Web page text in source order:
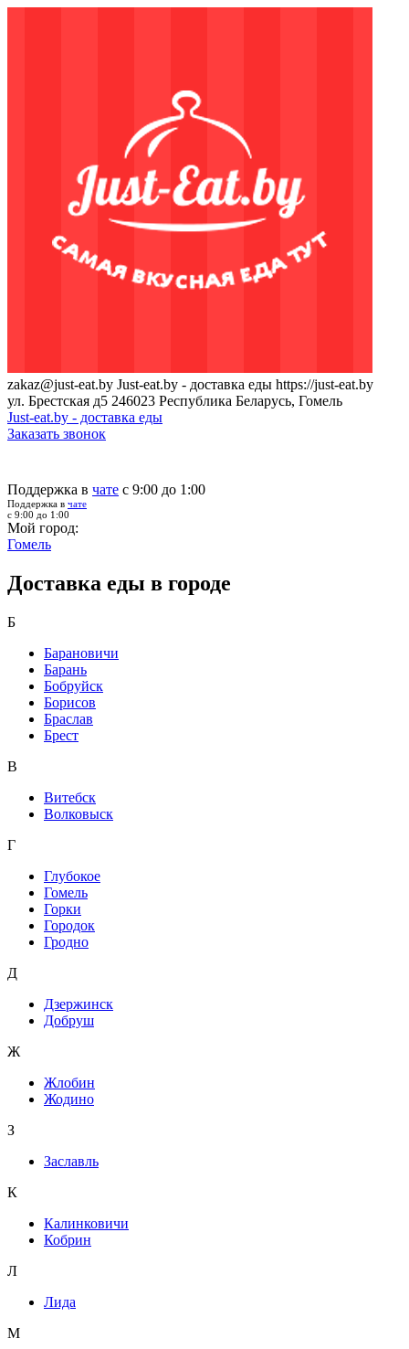
zakaz@just-eat.by Just-eat.by - доставка еды https://just-eat.by
ул. Брестская д5 246023 Республика Беларусь, Гомель
Just-eat.by - доставка еды
Заказать звонок
Поддержка в чате с 9:00 до 1:00
Поддержка в чате
с 9:00 до 1:00
Мой город:
Гомель
Доставка еды в городе
Б
Барановичи
Барань
Бобруйск
Борисов
Браслав
Брест
В
Витебск
Волковыск
Г
Глубокое
Гомель
Горки
Городок
Гродно
Д
Дзержинск
Добруш
Ж
Жлобин
Жодино
З
Заславль
К
Калинковичи
Кобрин
Л
Лида
М